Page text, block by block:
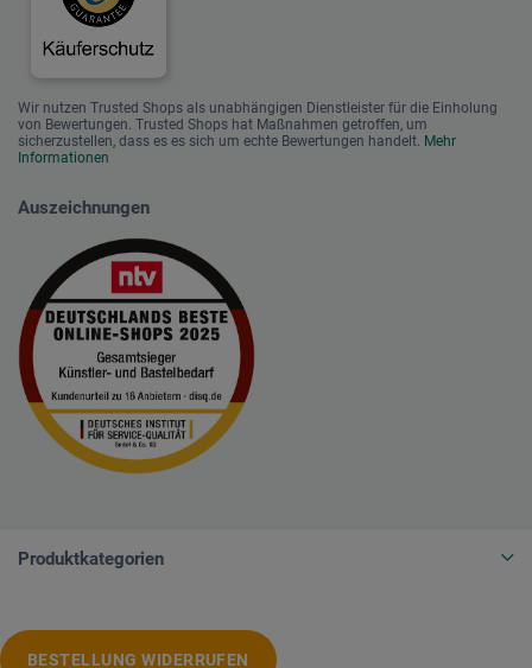
Wir nutzen Trusted Shops als unabhängigen Dienstleister für die Einholung
von Bewertungen. Trusted Shops hat Maßnahmen getroffen, um
sicherzustellen, dass es es sich um echte Bewertungen handelt. Mehr
Informationen
Auszeichnungen
Produktkategorien
BESTELLUNG WIDERRUFEN